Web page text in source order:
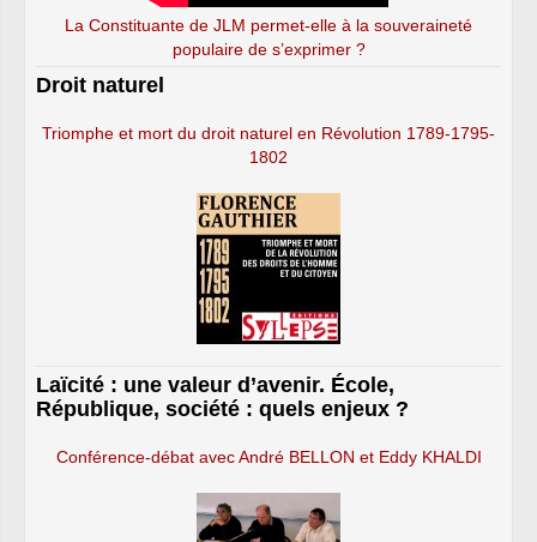
La Constituante de JLM permet-elle à la souveraineté
populaire de s’exprimer ?
Droit naturel
Triomphe et mort du droit naturel en Révolution 1789-1795-
1802
Laïcité : une valeur d’avenir. École,
République, société : quels enjeux ?
Conférence-débat avec André BELLON et Eddy KHALDI